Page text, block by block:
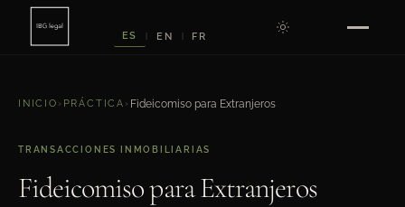
ES EN FR
INICIO › PRÁCTICA › Fideicomiso para Extranjeros
TRANSACCIONES INMOBILIARIAS
Fideicomiso para Extranjeros